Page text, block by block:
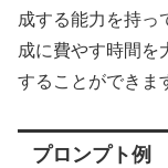
成する能力を持っ
成に費やす時間を
することができま
プロンプト例